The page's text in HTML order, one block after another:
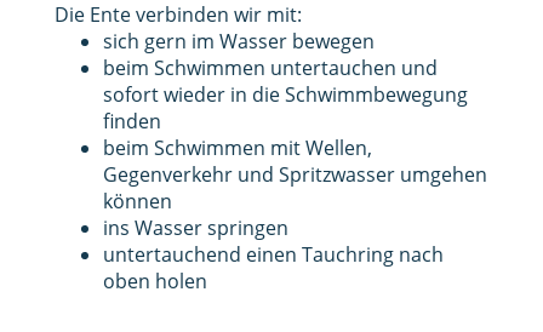
Die Ente verbinden wir mit:
sich gern im Wasser bewegen
beim Schwimmen untertauchen und
sofort wieder in die Schwimmbewegung
finden
beim Schwimmen mit Wellen,
Gegenverkehr und Spritzwasser umgehen
können
ins Wasser springen
untertauchend einen Tauchring nach
oben holen